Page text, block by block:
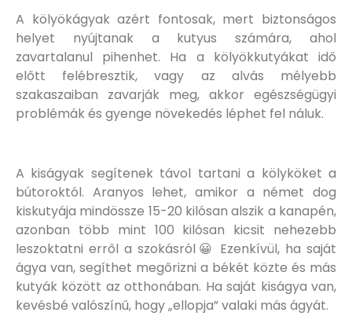
A kölyökágyak azért fontosak, mert biztonságos
helyet nyújtanak a kutyus számára, ahol
zavartalanul pihenhet. Ha a kölyökkutyákat idő
előtt felébresztik, vagy az alvás mélyebb
szakaszaiban zavarják meg, akkor egészségügyi
problémák és gyenge növekedés léphet fel náluk.
A kiságyak segítenek távol tartani a kölyköket a
bútoroktól. Aranyos lehet, amikor a német dog
kiskutyája mindössze 15-20 kilósan alszik a kanapén,
azonban több mint 100 kilósan kicsit nehezebb
leszoktatni erről a szokásról😀 Ezenkívül, ha saját
ágya van, segíthet megőrizni a békét közte és más
kutyák között az otthonában. Ha saját kiságya van,
kevésbé valószínű, hogy „ellopja” valaki más ágyát.